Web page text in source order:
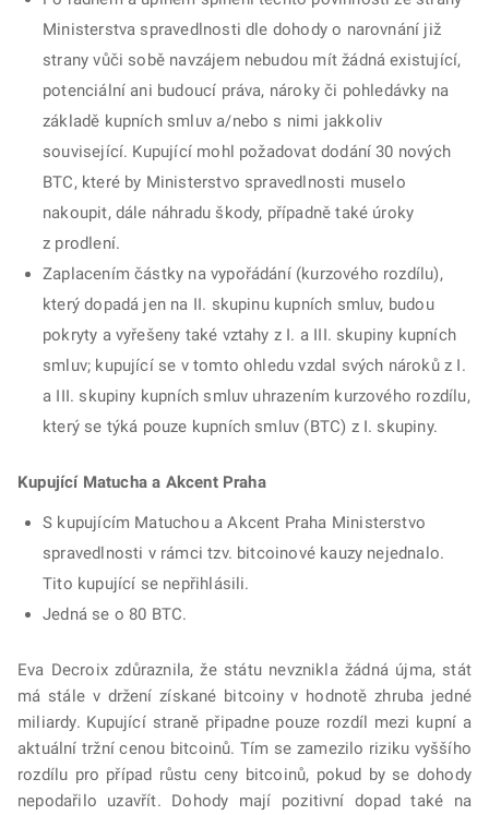
Ministerstva spravedlnosti dle dohody o narovnání již
strany vůči sobě navzájem nebudou mít žádná existující,
potenciální ani budoucí práva, nároky či pohledávky na
základě kupních smluv a/nebo s nimi jakkoliv
související. Kupující mohl požadovat dodání 30 nových
BTC, které by Ministerstvo spravedlnosti muselo
nakoupit, dále náhradu škody, případně také úroky
z prodlení.
Zaplacením částky na vypořádání (kurzového rozdílu),
který dopadá jen na II. skupinu kupních smluv, budou
pokryty a vyřešeny také vztahy z I. a III. skupiny kupních
smluv; kupující se v tomto ohledu vzdal svých nároků z I.
a III. skupiny kupních smluv uhrazením kurzového rozdílu,
který se týká pouze kupních smluv (BTC) z I. skupiny.
Kupující Matucha a Akcent Praha
S kupujícím Matuchou a Akcent Praha Ministerstvo
spravedlnosti v rámci tzv. bitcoinové kauzy nejednalo.
Tito kupující se nepřihlásili.
Jedná se o 80 BTC.
Eva Decroix zdůraznila, že státu nevznikla žádná újma, stát
má stále v držení získané bitcoiny v hodnotě zhruba jedné
miliardy. Kupující straně připadne pouze rozdíl mezi kupní a
aktuální tržní cenou bitcoinů. Tím se zamezilo riziku vyššího
rozdílu pro případ růstu ceny bitcoinů, pokud by se dohody
nepodařilo uzavřít. Dohody mají pozitivní dopad také na